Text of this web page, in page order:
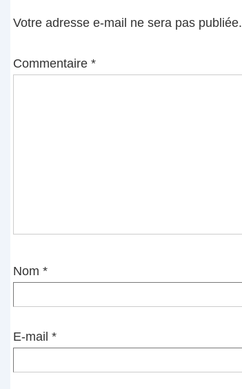
Votre adresse e-mail ne sera pas publiée.
Commentaire *
Nom *
E-mail *